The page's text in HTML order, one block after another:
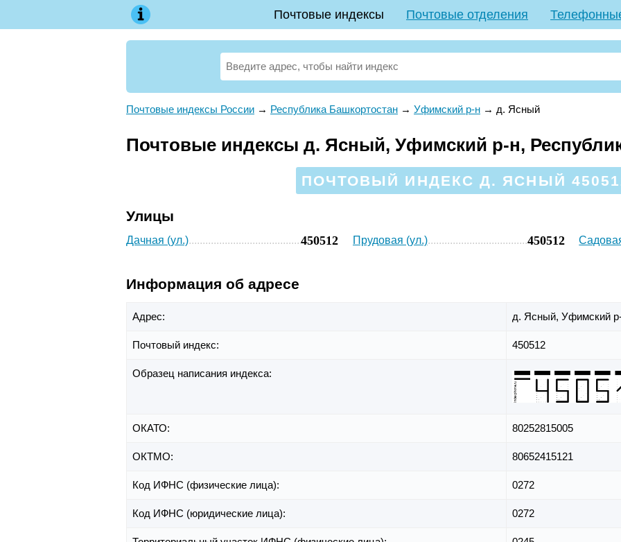
Почтовые индексы Почтовые отделения
Почтовые индексы России → Республика Башкортостан → Уфимский р-н → д. Ясный
Почтовые индексы д. Ясный, Уфимский р-н,
ПОЧТОВЫЙ ИНДЕКС Д. ЯСНЫЙ
Улицы
Дачная (ул.) 450512 Прудовая (ул.) 450512
Информация об адресе
Адрес: д. Ясный, Уфимский
Почтовый индекс: 450512
Образец написания индекса:
ОКАТО: 80252815005
ОКТМО: 80652415121
Код ИФНС (физические лица): 0272
Код ИФНС (юридические лица): 0272